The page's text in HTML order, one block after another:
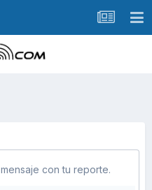
con tu reporte.